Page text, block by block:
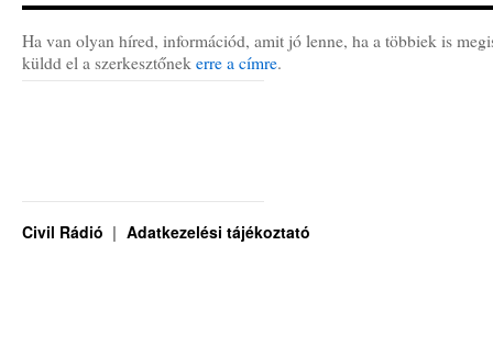
Ha van olyan híred, információd, amit jó lenne, ha a többiek is
küldd el a szerkesztőnek erre a címre.
Civil Rádió Adatkezelési tájékoztató